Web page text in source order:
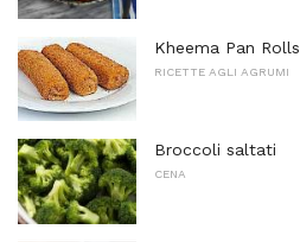
Kheema Pan Rolls
RICETTE AGLI AGRUMI
Broccoli saltati
CENA